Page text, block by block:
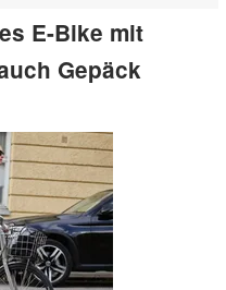
E-Bike mit
Gepäck